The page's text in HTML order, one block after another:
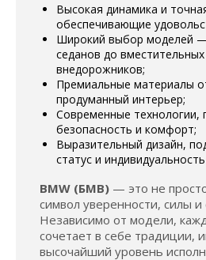
Высокая динамика и
обеспечивающие
Широкий выбор моделей
седанов до
внедорожников;
Премиальные материалы
продуманный интерьер;
Современные
безопасность и комфорт;
Выразительный дизайн,
статус и
BMW (БМВ) — это не
символ уверенности, силы
Независимо от модели,
сочетает в себе традиции,
высочайший уровень